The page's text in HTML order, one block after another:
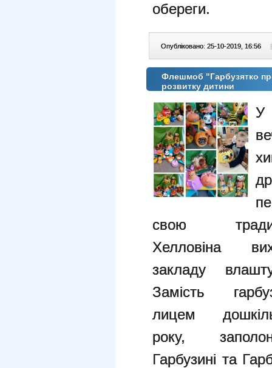
обереги.
Опубліковано: 25-10-2019, 16:56 |
Флешмоб "Гарбузятко
розвитку дитини
У
свою
Хелловіна
закладу
Замість
лицем
року,
Гарбузині та